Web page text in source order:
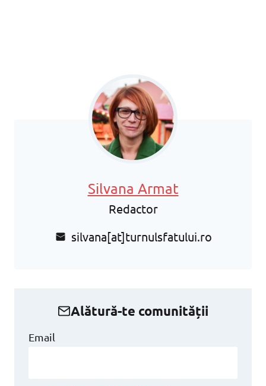
Silvana Armat
Redactor
silvana[at]turnulsfatului.ro
Alătură-te comunității
Email